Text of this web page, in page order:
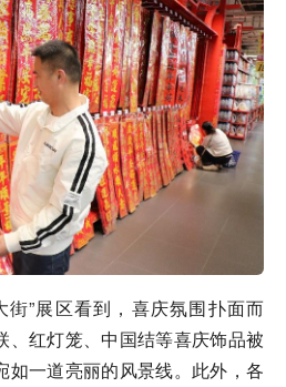
街”展区看到，喜庆氛围扑面而
、红灯笼、中国结等喜庆饰品被
如一道亮丽的风景线。此外，各